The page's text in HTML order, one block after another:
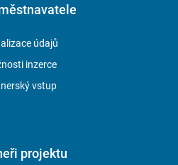
údajů
inzerce
vstup
projektu